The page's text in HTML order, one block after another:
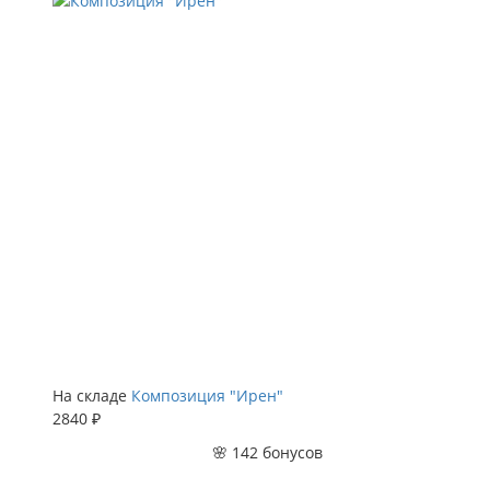
На складе Композиция "Ирен"
2840 ₽
🌸 142 бонусов